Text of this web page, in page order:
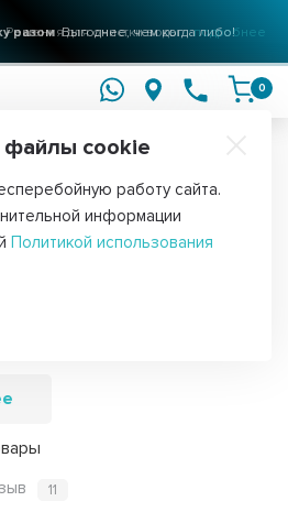
Решения для очистки воды подробнее
0
Датчики температуры
для
Ariston TI STI,
MT, 200-300л, 16А,
697151
11
cookie
работу сайта.
информации
Политикой использования